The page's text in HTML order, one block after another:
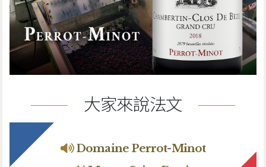
大家來說法文
Domaine Perrot-Minot